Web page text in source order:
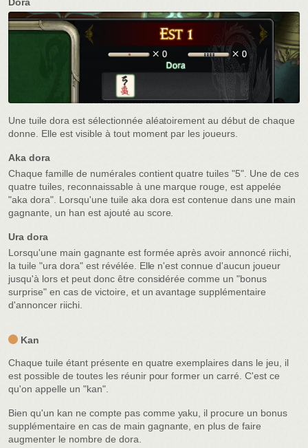
Dora
Une tuile dora est sélectionnée aléatoirement au début de chaque
donne. Elle est visible à tout moment par les joueurs.
Aka dora
Chaque famille de numérales contient quatre tuiles "5". Une de ces
quatre tuiles, reconnaissable à une marque rouge, est appelée
"aka dora". Lorsqu'une tuile aka dora est contenue dans une main
gagnante, un han est ajouté au score.
Ura dora
Lorsqu'une main gagnante est formée après avoir annoncé riichi,
la tuile "ura dora" est révélée. Elle n'est connue d'aucun joueur
jusqu'à lors et peut donc être considérée comme un "bonus
surprise" en cas de victoire, et un avantage supplémentaire
d'annoncer riichi.
Kan
Chaque tuile étant présente en quatre exemplaires dans le jeu, il
est possible de toutes les réunir pour former un carré. C'est ce
qu'on appelle un "kan".
Bien qu'un kan ne compte pas comme yaku, il procure un bonus
supplémentaire en cas de main gagnante, en plus de faire
augmenter le nombre de dora.